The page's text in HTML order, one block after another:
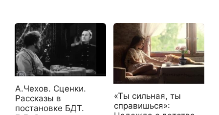
А.Чехов. Сценки.
Рассказы в
постановке БДТ.
«Ты сильная, ты
справишься»: